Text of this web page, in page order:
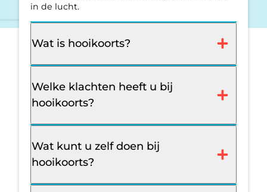
in de lucht.
Wat is hooikoorts?
Welke klachten heeft u bij
hooikoorts?
Wat kunt u zelf doen bij
hooikoorts?